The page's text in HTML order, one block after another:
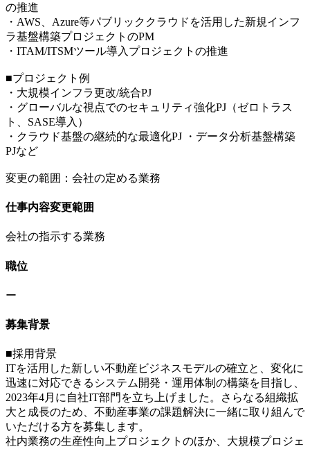
の推進
・AWS、Azure等パブリッククラウドを活用した新規インフ
ラ基盤構築プロジェクトのPM
・ITAM/ITSMツール導入プロジェクトの推進
■プロジェクト例
・大規模インフラ更改/統合PJ
・グローバルな視点でのセキュリティ強化PJ（ゼロトラス
ト、SASE導入）
・クラウド基盤の継続的な最適化PJ ・データ分析基盤構築
PJなど
変更の範囲：会社の定める業務
仕事内容変更範囲
会社の指示する業務
職位
ー
募集背景
■採用背景
ITを活用した新しい不動産ビジネスモデルの確立と、変化に
迅速に対応できるシステム開発・運用体制の構築を目指し、
2023年4月に自社IT部門を立ち上げました。さらなる組織拡
大と成長のため、不動産事業の課題解決に一緒に取り組んで
いただける方を募集します。
社内業務の生産性向上プロジェクトのほか、大規模プロジェ